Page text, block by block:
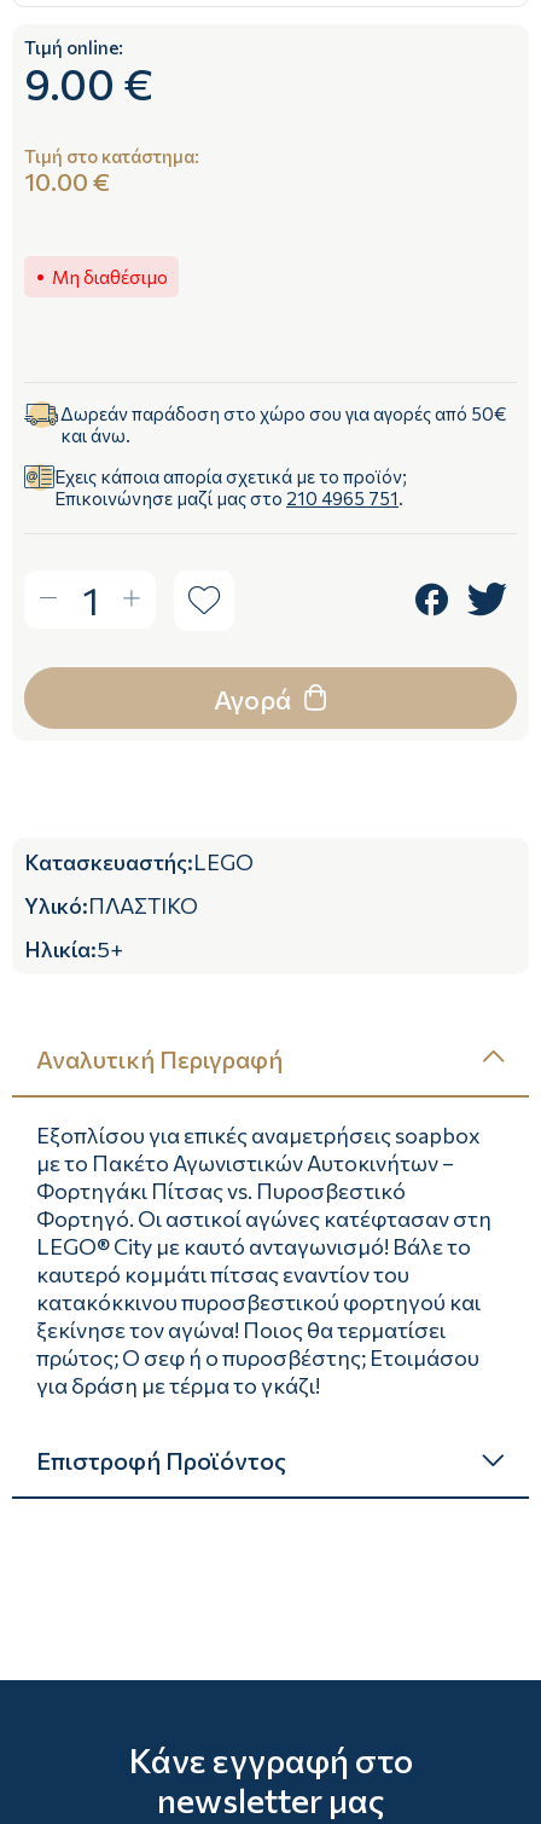
Τιμή online:
9.00 €
Τιμή στο κατάστημα:
10.00 €
Μη διαθέσιμο
Δωρεάν παράδοση στο χώρο σου για αγορές από 50€
και άνω.
Έχεις κάποια απορία σχετικά με το προϊόν;
Επικοινώνησε μαζί μας στο 210 4965 751.
1
Αγορά
Κατασκευαστής:LEGO
Υλικό:ΠΛΑΣΤΙΚΟ
Ηλικία:5+
Αναλυτική Περιγραφή
Εξοπλίσου για επικές αναμετρήσεις soapbox
με το Πακέτο Αγωνιστικών Αυτοκινήτων –
Φορτηγάκι Πίτσας vs. Πυροσβεστικό
Φορτηγό. Οι αστικοί αγώνες κατέφτασαν στη
LEGO® City με καυτό ανταγωνισμό! Βάλε το
καυτερό κομμάτι πίτσας εναντίον του
κατακόκκινου πυροσβεστικού φορτηγού και
ξεκίνησε τον αγώνα! Ποιος θα τερματίσει
πρώτος; Ο σεφ ή ο πυροσβέστης; Ετοιμάσου
για δράση με τέρμα το γκάζι!
Επιστροφή Προϊόντος
Κάνε εγγραφή στο
newsletter μας